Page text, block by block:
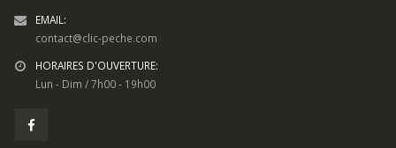
EMAIL:
contact@clic-peche.com
HORAIRES D'OUVERTURE:
Lun - Dim / 7h00 - 19h00